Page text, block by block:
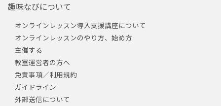
趣味なびについて
オンラインレッスン導入支援講座について
オンラインレッスンのやり方、始め方
主催する
教室運営者の方へ
免責事項／利用規約
ガイドライン
外部送信について